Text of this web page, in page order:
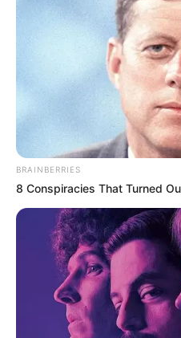
IFA - O Incentivo
sendo pago no
Conheça o
Incentivo
Incentivo Financeiro
BRAINBERRIES
8 Conspiracies That Turned